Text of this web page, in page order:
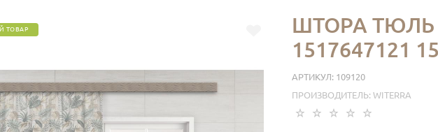
ТОВАР
ШТОРА ТЮЛЬ
1517647121
АРТИКУЛ: 109120
ПРОИЗВОДИТЕЛЬ: WITERRA